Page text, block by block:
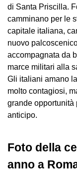
di Santa Priscilla.
camminano per le
capitale italiana,
nuovo
accompagnata da
marce militari alla
Gli italiani amano
molto contagiosi,
grande opportunità
anticipo.
Foto della
anno a